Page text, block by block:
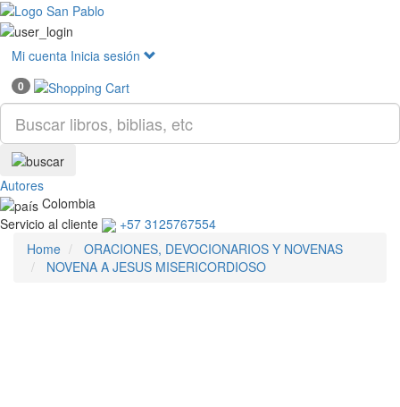
Mi cuenta Inicia sesión
0
Autores
Colombia
Servicio al cliente
+57 3125767554
Home
ORACIONES, DEVOCIONARIOS Y NOVENAS
NOVENA A JESUS MISERICORDIOSO